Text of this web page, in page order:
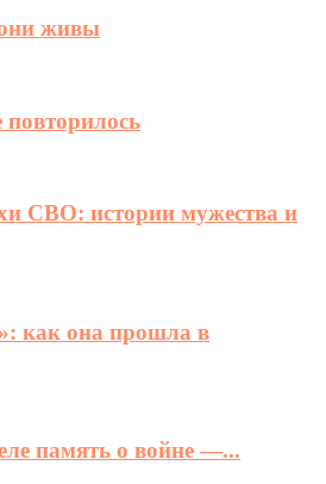
живы
СВО: истории мужества и
как она прошла в
память о войне —...